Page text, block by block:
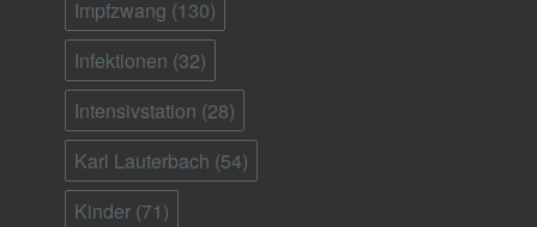
Impfzwang (130)
Infektionen (32)
Intensivstation (28)
Karl Lauterbach (54)
Kinder (71)